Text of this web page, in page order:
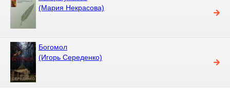
(Мария Некрасова)
Богомол
(Игорь Середенко)